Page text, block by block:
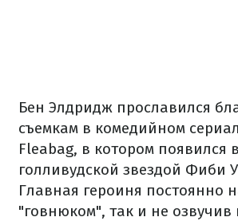
Бен Элдридж прославился
съемкам в комедийном
Fleabag, в котором появился
голливудской звездой Фиби
Главная героиня постоянно
"говнюком", так и не озвучив